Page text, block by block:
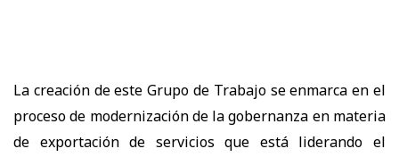
La creación de este Grupo de Trabajo se enmarca en el
proceso de modernización de la gobernanza en materia
de exportación de servicios que está liderando el